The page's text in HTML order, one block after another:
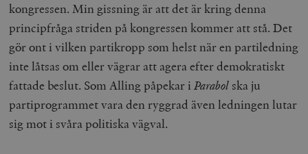
kongressen. Min gissning är att det är kring denna
principfråga striden på kongressen kommer att stå. Det
gör ont i vilken partikropp som helst när en partiledning
inte låtsas om eller vägrar att agera efter demokratiskt
fattade beslut. Som Alling påpekar iParabol ska ju
partiprogrammet vara den ryggrad även ledningen lutar
sig mot i svåra politiska vägval.